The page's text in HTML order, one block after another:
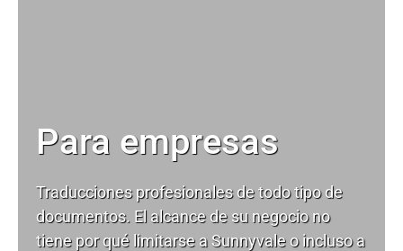
Para empresas
Traducciones profesionales de todo tipo de
documentos. El alcance de su negocio no
tiene por qué limitarse a Sunnyvale o incluso a